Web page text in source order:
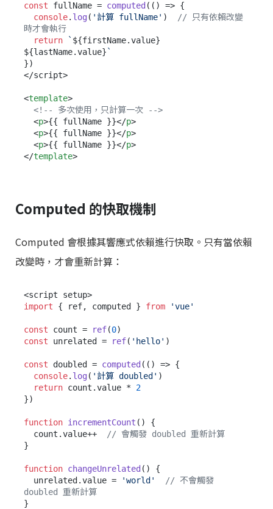
const fullName = computed ( () => {
console. log( '計算 fullName' ) // 只有依賴改變
時才會執行
return
` ${firstName.value}
${lastName.value} `
})
</script>
<template>
<!-- 多次使用，只計算一次 -->
<p>{{ fullName }}</p>
<p>{{ fullName }}</p>
<p>{{ fullName }}</p>
</template>
Computed 的快取機制
Computed 會根據其響應式依賴進行快取。只有當依賴
改變時，才會重新計算：
import { ref, computed } from 'vue'
const count = ref(0
const unrelated = ref( 'hello' )
const doubled = computed( () => {
console. log( '計算 doubled' )
return count.value * 2
})
function incrementCount ( ) {
  count.
value++
// 會觸發 doubled 重新計算
}
function changeUnrelated( ) {
  unrelated.
value = 'world'
// 不會觸發
doubled 重新計算
}